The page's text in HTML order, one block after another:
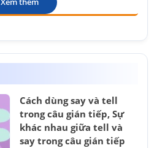
Cách dùng say và tell
trong câu gián tiếp, Sự
khác nhau giữa tell và
say trong câu gián tiếp